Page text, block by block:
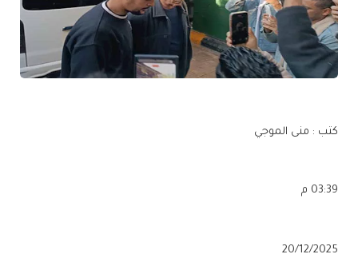
كتب : منى الموجي
03:39 م
20/12/2025